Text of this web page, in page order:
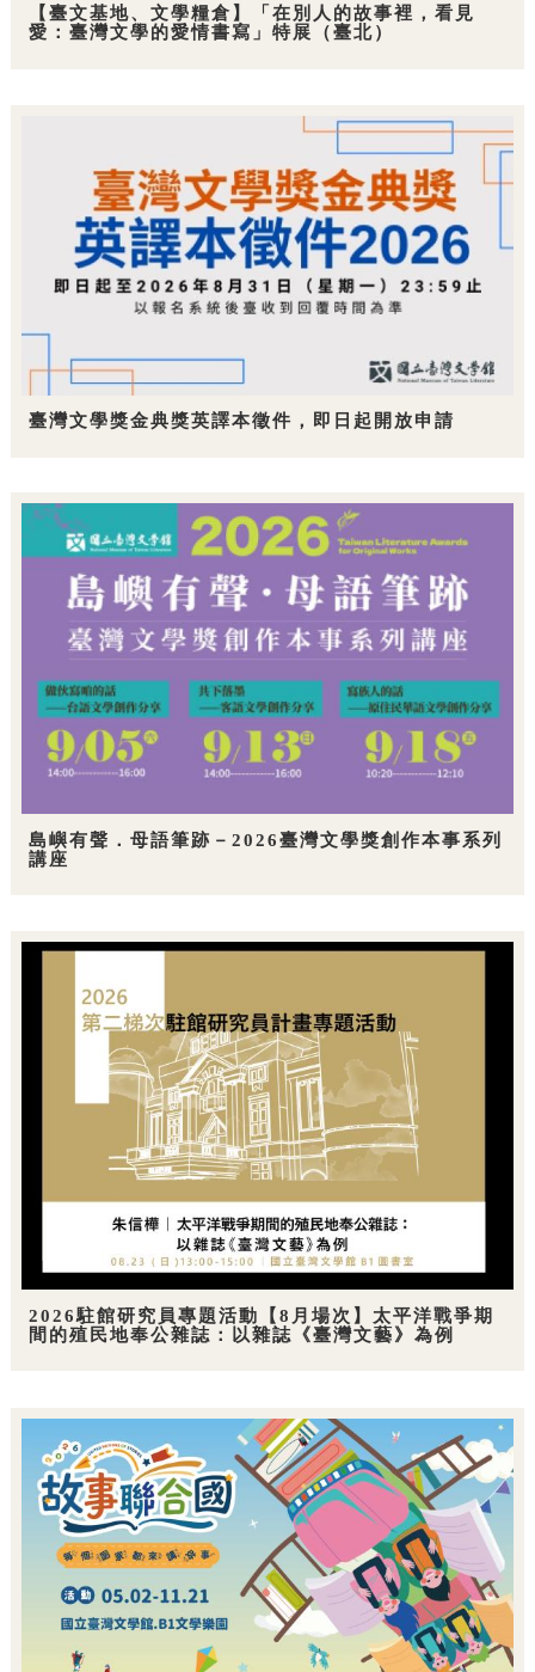
【臺文基地、文學糧倉】「在別人的故事裡，看見
愛：臺灣文學的愛情書寫」特展（臺北）
臺灣文學獎金典獎英譯本徵件，即日起開放申請
島嶼有聲．母語筆跡－2026臺灣文學獎創作本事系列
講座
2026駐館研究員專題活動【8月場次】太平洋戰爭期
間的殖民地奉公雜誌：以雜誌《臺灣文藝》為例